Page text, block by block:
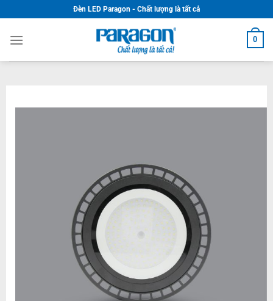
to
content
Đèn LED Paragon - Chất lượng là tất cả
0